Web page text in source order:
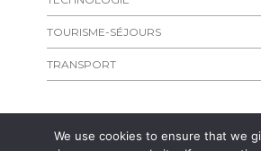
TOURISME-SÉJOURS
TRANSPORT
We use cookies to ensure that we